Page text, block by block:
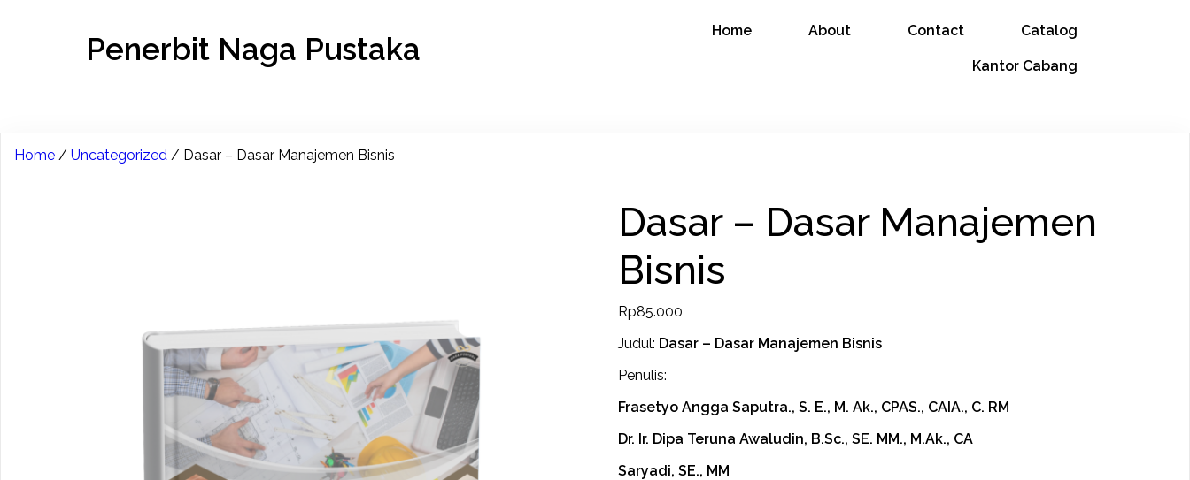
Penerbit Naga Pustaka Home About Contact Catalog
Kantor Cabang
Home / Uncategorized / Dasar – Dasar Manajemen Bisnis
Dasar – Dasar Manajemen
Bisnis
Rp85.000
Judul: Dasar – Dasar Manajemen Bisnis
Penulis:
Frasetyo Angga Saputra., S. E., M. Ak., CPAS., CAIA., C. RM
Dr. Ir. Dipa Teruna Awaludin, B.Sc., SE. MM., M.Ak., CA
Saryadi, SE., MM